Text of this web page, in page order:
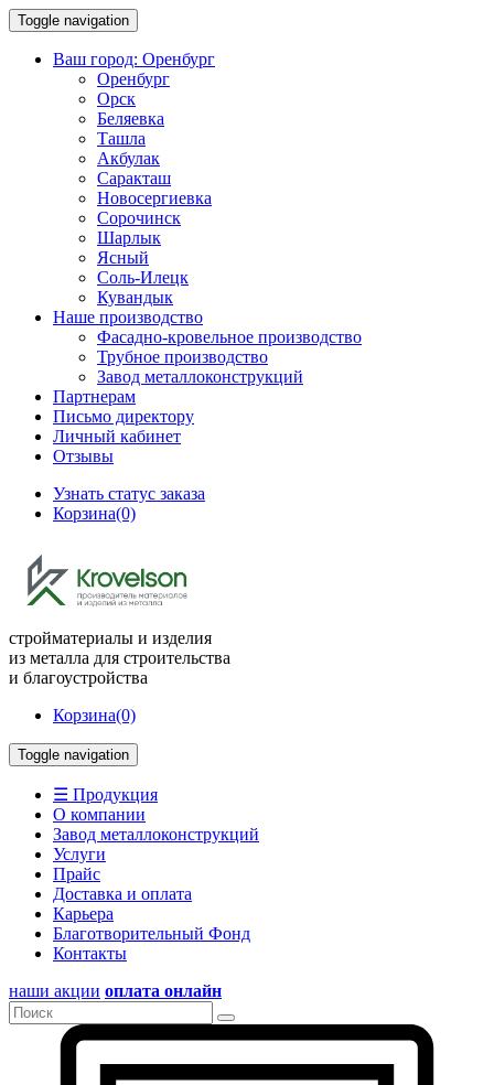
Toggle navigation
Ваш город: Оренбург
Оренбург
Орск
Беляевка
Ташла
Акбулак
Саракташ
Новосергиевка
Сорочинск
Шарлык
Ясный
Соль-Илецк
Кувандык
Наше производство
Фасадно-кровельное производство
Трубное производство
Завод металлоконструкций
Партнерам
Письмо директору
Личный кабинет
Отзывы
Узнать статус заказа
Корзина(0)
стройматериалы и изделия
из металла для строительства
и благоустройства
Корзина(0)
Toggle navigation
☰ Продукция
О компании
Завод металлоконструкций
Услуги
Прайс
Доставка и оплата
Карьера
Благотворительный Фонд
Контакты
наши акции оплата онлайн